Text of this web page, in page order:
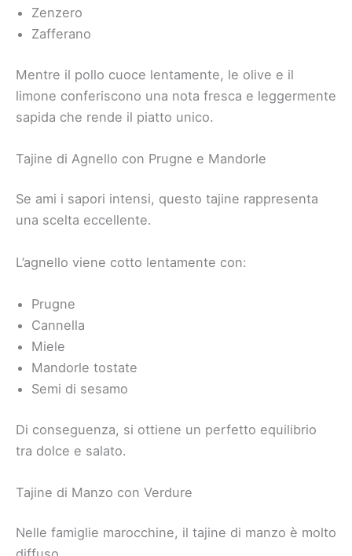
Zenzero
Zafferano
Mentre il pollo cuoce lentamente, le olive e il
limone conferiscono una nota fresca e leggermente
sapida che rende il piatto unico.
Tajine di Agnello con Prugne e Mandorle
Se ami i sapori intensi, questo tajine rappresenta
una scelta eccellente.
L’agnello viene cotto lentamente con:
Prugne
Cannella
Miele
Mandorle tostate
Semi di sesamo
Di conseguenza, si ottiene un perfetto equilibrio
tra dolce e salato.
Tajine di Manzo con Verdure
Nelle famiglie marocchine, il tajine di manzo è molto